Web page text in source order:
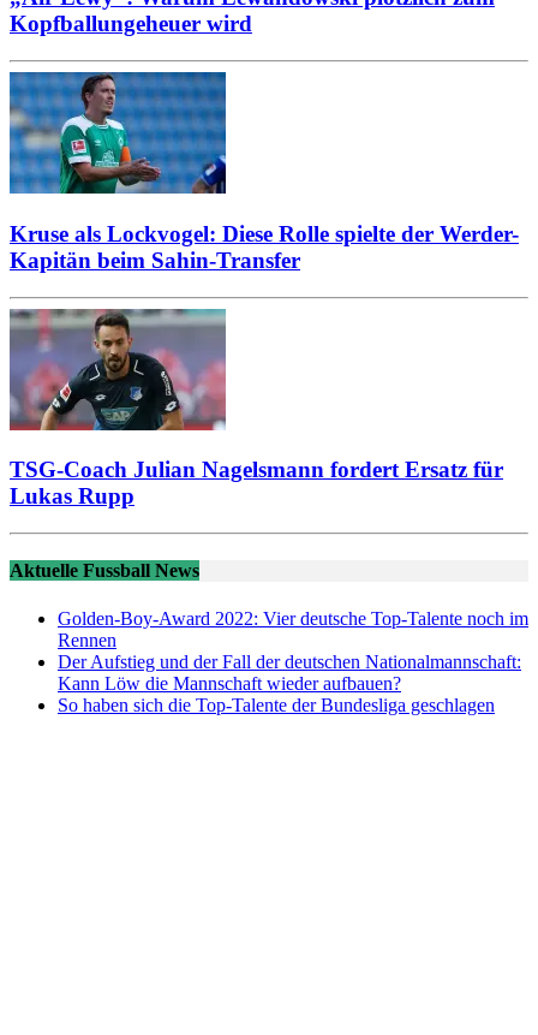
Kopfballungeheuer wird
Kruse als Lockvogel: Diese Rolle spielte der Werder-
Kapitän beim Sahin-Transfer
TSG-Coach Julian Nagelsmann fordert Ersatz für
Lukas Rupp
Aktuelle Fussball News
Golden-Boy-Award 2022: Vier deutsche Top-Talente noch im
Rennen
Der Aufstieg und der Fall der deutschen Nationalmannschaft:
Kann Löw die Mannschaft wieder aufbauen?
So haben sich die Top-Talente der Bundesliga geschlagen